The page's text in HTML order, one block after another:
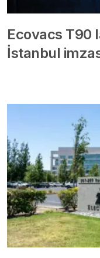
Ecovacs T90
İstanbul